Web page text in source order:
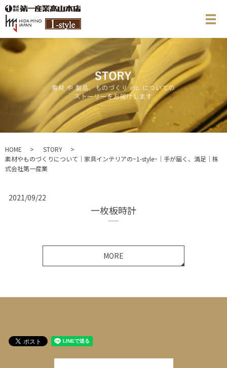
メ
HOME
STORY
素材やものづくりについて｜家具インテリアの~1-style~｜手が届く、満足｜株
式会社第一産業
2021/09/22
一枚板時計
MORE